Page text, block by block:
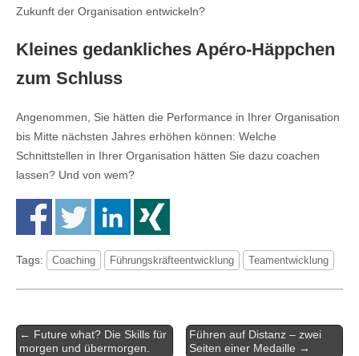
Zukunft der Organisation entwickeln?
Kleines gedankliches Apéro-Häppchen
zum Schluss
Angenommen, Sie hätten die Performance in Ihrer Organisation
bis Mitte nächsten Jahres erhöhen können: Welche
Schnittstellen in Ihrer Organisation hätten Sie dazu coachen
lassen? Und von wem?
Tags: Coaching Führungskräfteentwicklung Teamentwicklung
Artikel-
Navigation
← Future what? Die Skills für
morgen und übermorgen.
Führen auf Distanz – zwei
Seiten einer Medaille →